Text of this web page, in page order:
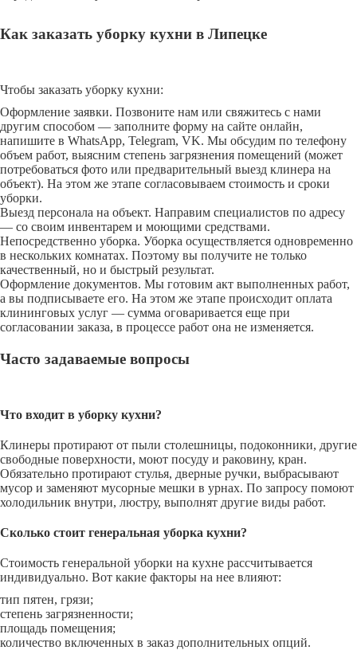
Как заказать уборку кухни в Липецке
Чтобы заказать уборку кухни:
Оформление заявки. Позвоните нам или свяжитесь с нами
другим способом — заполните форму на сайте онлайн,
напишите в WhatsApp, Telegram, VK. Мы обсудим по телефону
объем работ, выясним степень загрязнения помещений (может
потребоваться фото или предварительный выезд клинера на
объект). На этом же этапе согласовываем стоимость и сроки
уборки.
Выезд персонала на объект. Направим специалистов по адресу
— со своим инвентарем и моющими средствами.
Непосредственно уборка. Уборка осуществляется одновременно
в нескольких комнатах. Поэтому вы получите не только
качественный, но и быстрый результат.
Оформление документов. Мы готовим акт выполненных работ,
а вы подписываете его. На этом же этапе происходит оплата
клининговых услуг — сумма оговаривается еще при
согласовании заказа, в процессе работ она не изменяется.
Часто задаваемые вопросы
Что входит в уборку кухни?
Клинеры протирают от пыли столешницы, подоконники, другие
свободные поверхности, моют посуду и раковину, кран.
Обязательно протирают стулья, дверные ручки, выбрасывают
мусор и заменяют мусорные мешки в урнах. По запросу помоют
холодильник внутри, люстру, выполнят другие виды работ.
Сколько стоит генеральная уборка кухни?
Стоимость генеральной уборки на кухне рассчитывается
индивидуально. Вот какие факторы на нее влияют:
тип пятен, грязи;
степень загрязненности;
площадь помещения;
количество включенных в заказ дополнительных опций.